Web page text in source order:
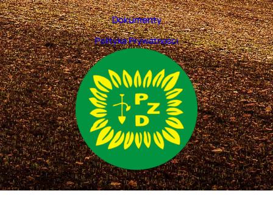
Dokumenty
Polityka Prywatności